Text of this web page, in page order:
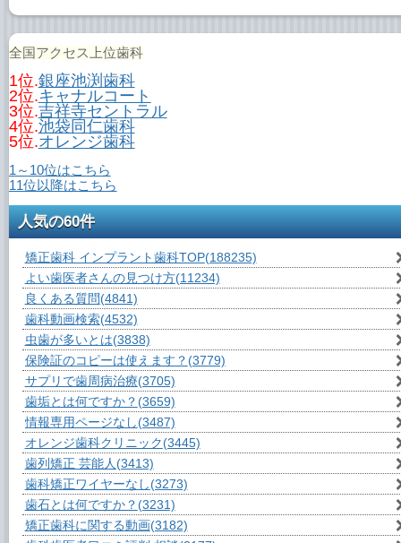
全国アクセス上位歯科
1位.銀座池渕歯科
2位.キャナルコート
3位.吉祥寺セントラル
4位.池袋同仁歯科
5位.オレンジ歯科
1～10位はこちら
11位以降はこちら
人気の60件
矯正歯科 インプラント歯科TOP(188235)
よい歯医者さんの見つけ方(11234)
良くある質問(4841)
歯科動画検索(4532)
虫歯が多いとは(3838)
保険証のコピーは使えます？ (3779)
サプリで歯周病治療(3705)
歯垢とは何ですか？ (3659)
情報専用ページなし(3487)
オレンジ歯科クリニック(3445)
歯列矯正 芸能人 (3413)
歯科矯正ワイヤーなし(3273)
歯石とは何ですか？ (3231)
矯正歯科に関する動画(3182)